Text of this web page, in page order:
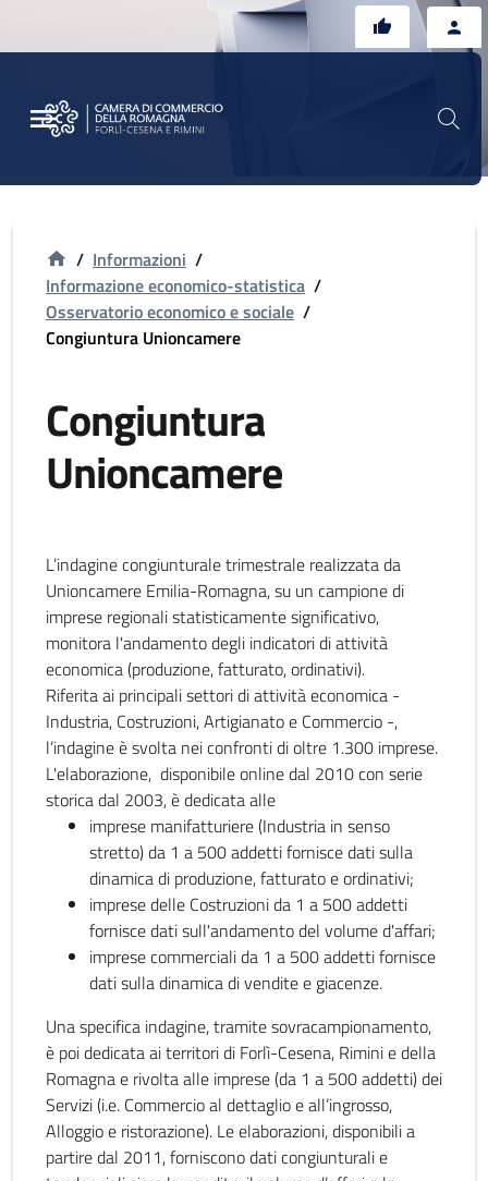
/ Informazioni /
Informazione economico-statistica /
Osservatorio economico e sociale /
Congiuntura Unioncamere
Congiuntura
Unioncamere
L’indagine congiunturale trimestrale realizzata da
Unioncamere Emilia-Romagna, su un campione di
imprese regionali statisticamente significativo,
monitora l'andamento degli indicatori di attività
economica (produzione, fatturato, ordinativi).
Riferita ai principali settori di attività economica -
Industria, Costruzioni, Artigianato e Commercio -,
l’indagine è svolta nei confronti di oltre 1.300 imprese.
L'elaborazione, disponibile online dal 2010 con serie
storica dal 2003, è dedicata alle
imprese manifatturiere (Industria in senso
stretto) da 1 a 500 addetti fornisce dati sulla
dinamica di produzione, fatturato e ordinativi;
imprese delle Costruzioni da 1 a 500 addetti
fornisce dati sull'andamento del volume d'affari;
imprese commerciali da 1 a 500 addetti fornisce
dati sulla dinamica di vendite e giacenze.
Una specifica indagine, tramite sovracampionamento,
è poi dedicata ai territori di Forlì-Cesena, Rimini e della
Romagna e rivolta alle imprese (da 1 a 500 addetti) dei
Servizi (i.e. Commercio al dettaglio e all’ingrosso,
Alloggio e ristorazione). Le elaborazioni, disponibili a
partire dal 2011, forniscono dati congiunturali e